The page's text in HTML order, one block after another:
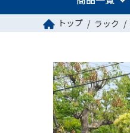
トップ ラック